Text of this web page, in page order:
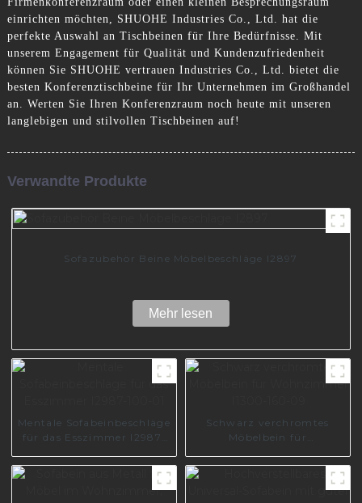
einrichten möchten, SHUOHE Industries Co., Ltd. hat die
perfekte Auswahl an Tischbeinen für Ihre Bedürfnisse. Mit
unserem Engagement für Qualität und Kundenzufriedenheit
können Sie SHUOHE vertrauen Industries Co., Ltd. bietet die
besten Konferenztischbeine für Ihr Unternehmen im Großhandel
an. Werten Sie Ihren Konferenzraum noch heute mit unseren
langlebigen und stilvollen Tischbeinen auf!
Verwandte Produkte
Sofazubehör Beine Möbelbeschläge I2897
Mehr lesen
Mentale Sofabeinbeschläge
für das Esszimmer I2987-
Schwarz verchromtes
Möbelbein für
09